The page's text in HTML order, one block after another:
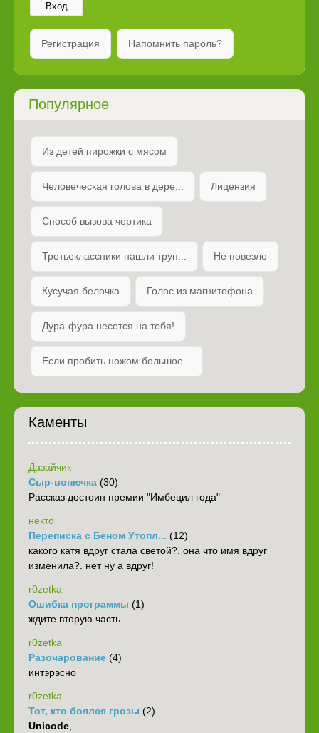
Вход
Регистрация Напомнить пароль?
Популярное
Из детей пирожки с мясом
Человеческая голова в дере... Лицензия
Способ вызова чертика
Третьеклассники нашли труп... Не повезло
Кусучая белочка Голос из магнитофона
Дура-фура несется на тебя!
Если пробить ножом большое...
Каменты
Дазайчик
Сыр-вонючка (30)
Рассказ достоин премии "Имбецил года"
некто
Переписка с Беном Утопл... (12)
какого катя вдруг стала светой?. она что имя вдруг
изменила?. нет ну а вдруг!
r0zetka
Ошибка программы (1)
ждите вторую часть
r0zetka
Разочарование (4)
интэрэсно
r0zetka
Тот, кто боялся грозы (2)
Unicode,